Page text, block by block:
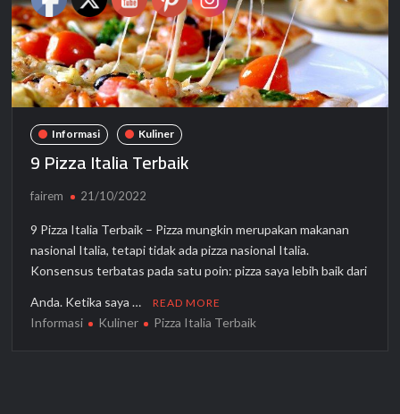
Informasi Kuliner
9 Pizza Italia Terbaik
fairem 21/10/2022
9 Pizza Italia Terbaik – Pizza mungkin merupakan makanan
nasional Italia, tetapi tidak ada pizza nasional Italia.
Konsensus terbatas pada satu poin: pizza saya lebih baik dari
Anda. Ketika saya … READ MORE
Informasi Kuliner Pizza Italia Terbaik